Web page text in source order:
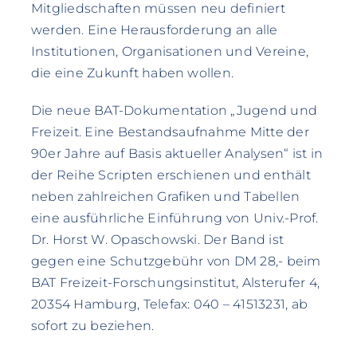
Mitgliedschaften müssen neu definiert
werden. Eine Herausforderung an alle
Institutionen, Organisationen und Vereine,
die eine Zukunft haben wollen.
Die neue BAT-Dokumentation „Jugend und
Freizeit. Eine Bestandsaufnahme Mitte der
90er Jahre auf Basis aktueller Analysen“ ist in
der Reihe Scripten erschienen und enthält
neben zahlreichen Grafiken und Tabellen
eine ausführliche Einführung von Univ.-Prof.
Dr. Horst W. Opaschowski. Der Band ist
gegen eine Schutzgebühr von DM 28,- beim
BAT Freizeit-Forschungsinstitut, Alsterufer 4,
20354 Hamburg, Telefax: 040 – 41513231, ab
sofort zu beziehen.